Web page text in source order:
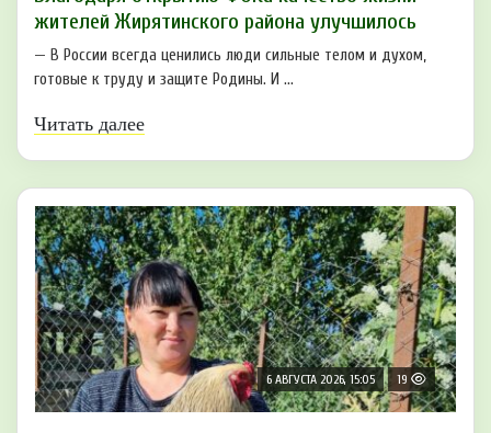
жителей Жирятинского района улучшилось
— В России всегда ценились люди сильные телом и духом,
готовые к труду и защите Родины. И ...
Читать далее
6 АВГУСТА 2026, 15:05 19